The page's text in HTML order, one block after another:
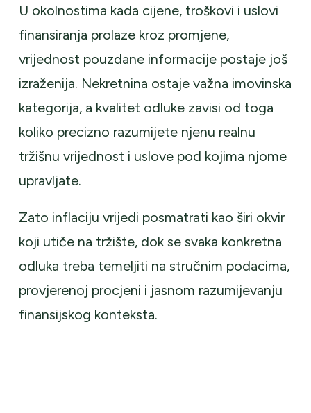
U okolnostima kada cijene, troškovi i uslovi
finansiranja prolaze kroz promjene,
vrijednost pouzdane informacije postaje još
izraženija. Nekretnina ostaje važna imovinska
kategorija, a kvalitet odluke zavisi od toga
koliko precizno razumijete njenu realnu
tržišnu vrijednost i uslove pod kojima njome
upravljate.
Zato inflaciju vrijedi posmatrati kao širi okvir
koji utiče na tržište, dok se svaka konkretna
odluka treba temeljiti na stručnim podacima,
provjerenoj procjeni i jasnom razumijevanju
finansijskog konteksta.